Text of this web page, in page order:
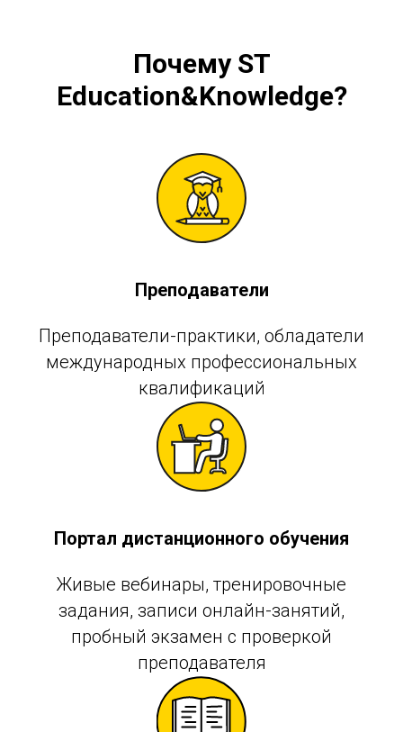
Почему ST
Education&Knowledge?
Преподаватели
Преподаватели-практики, обладатели
международных профессиональных
квалификаций
Портал дистанционного обучения
Живые вебинары, тренировочные
задания, записи онлайн-занятий,
пробный экзамен с проверкой
преподавателя